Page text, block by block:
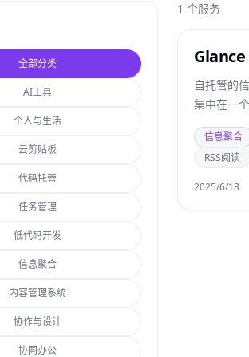
全部分类
AI工具
个人与生活
云剪贴板
代码托管
任务管理
低代码开发
信息聚合
内容管理系统
协作与设计
协同办公
1 个服务
Glance
自托管的
集中在一
信息聚合
RSS阅读
2025/6/18